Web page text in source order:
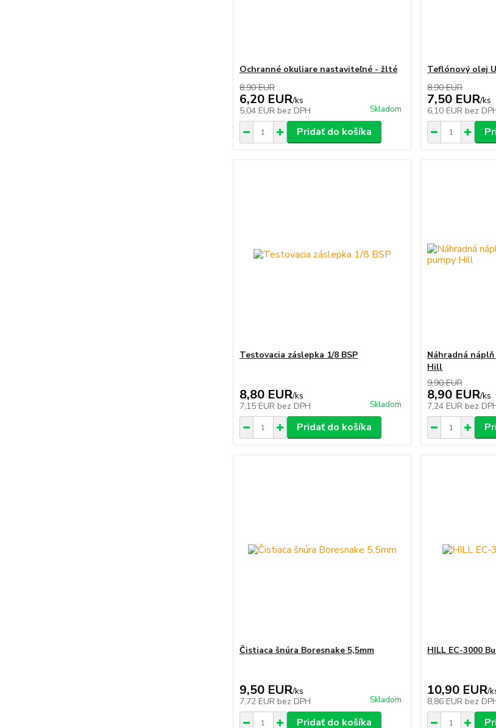
Ochranné okuliare nastaviteľné - žlté
8,90 EUR
6,20 EUR/ks
5,04 EUR bez DPH Skladom
Pridať do košíka
Teflónový olej
8,90 EUR
7,50 EUR/ks
6,10 EUR bez
Testovacia záslepka 1/8 BSP
8,80 EUR/ks
7,15 EUR bez DPH Skladom
Pridať do košíka
Náhradná
Hill
9,90 EUR
8,90 EUR/ks
7,24 EUR bez
Čistiaca šnúra Boresnake 5,5mm
9,50 EUR/ks
7,72 EUR bez DPH Skladom
Pridať do košíka
HILL EC-3000
10,90 EUR/
8,86 EUR bez